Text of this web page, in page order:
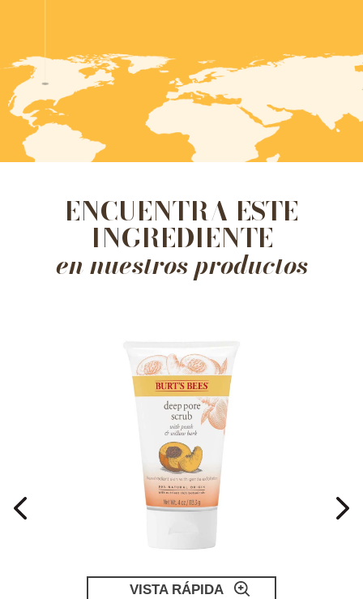
ENCUENTRA ESTE
INGREDIENTE
en nuestros productos
VISTA RÁPIDA